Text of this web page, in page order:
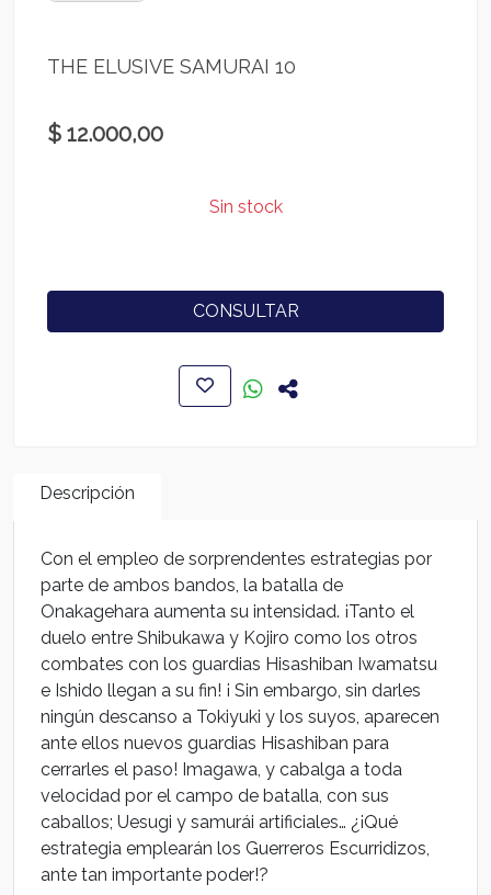
THE ELUSIVE SAMURAI 10
$ 12.000,00
Sin stock
CONSULTAR
Descripción
Con el empleo de sorprendentes estrategias por
parte de ambos bandos, la batalla de
Onakagehara aumenta su intensidad. ¡Tanto el
duelo entre Shibukawa y Kojiro como los otros
combates con los guardias Hisashiban Iwamatsu
e Ishido llegan a su fin! ¡ Sin embargo, sin darles
ningún descanso a Tokiyuki y los suyos, aparecen
ante ellos nuevos guardias Hisashiban para
cerrarles el paso! Imagawa, y cabalga a toda
velocidad por el campo de batalla, con sus
caballos; Uesugi y samurái artificiales… ¿¡Qué
estrategia emplearán los Guerreros Escurridizos,
ante tan importante poder!?